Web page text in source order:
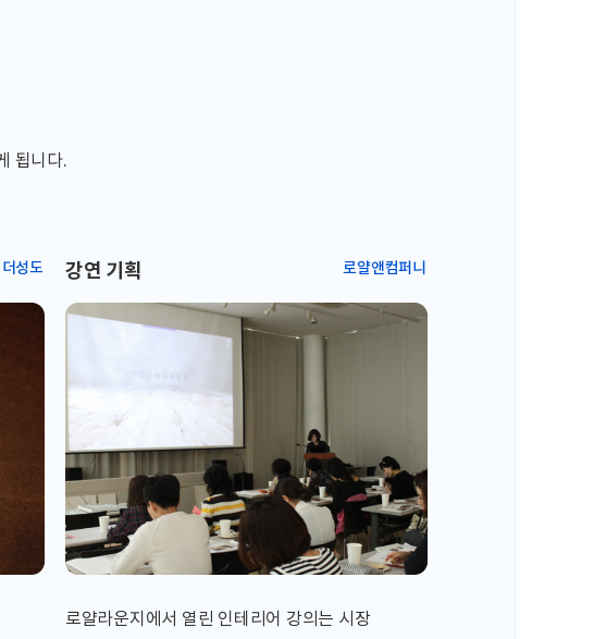
됩니다.
더성도 강연 기획 로얄앤컴퍼니
로얄라운지에서 열린 인테리어 강의는 시장